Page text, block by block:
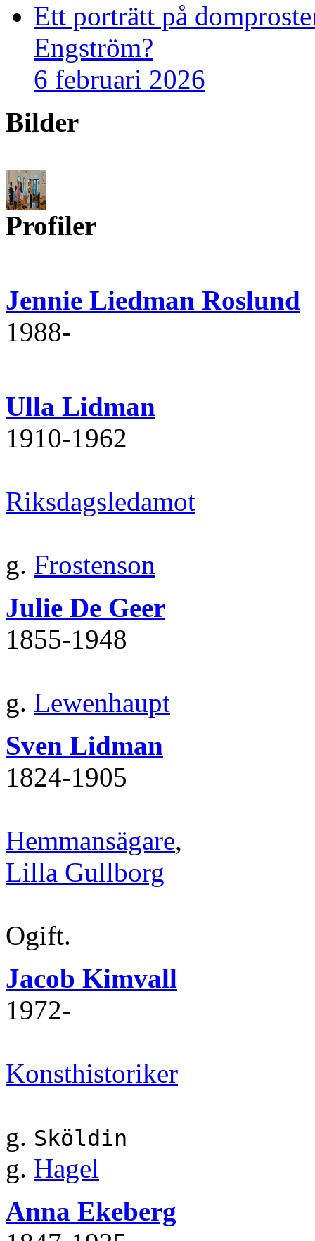
Ett porträtt på
Engström?
6 februari 2026
Bilder
Profiler
Jennie Liedman Roslund
1988‐
Ulla Lidman
1910‐1962
Riksdagsledamot
g. Frostenson
Julie De Geer
1855‐1948
g. Lewenhaupt
Sven Lidman
1824‐1905
Hemmansägare,
Lilla Gullborg
Ogift.
Jacob Kimvall
1972‐
Konsthistoriker
g. Sköldin
g. Hagel
Anna Ekeberg